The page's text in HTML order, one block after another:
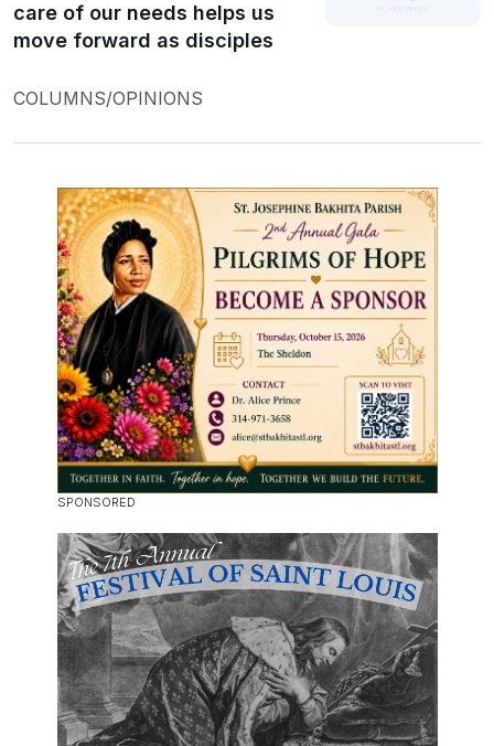
care of our needs helps us
move forward as disciples
COLUMNS/OPINIONS